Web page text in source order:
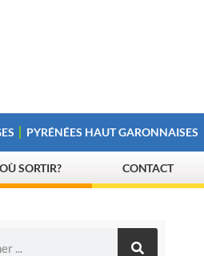
PYRÉNÉES HAUT GARONNAISES
OÙ SORTIR? CONTACT